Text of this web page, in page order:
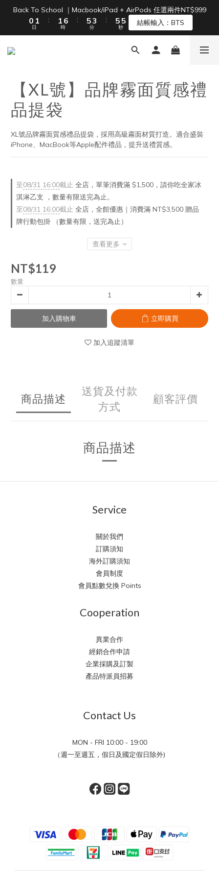
單筆滿 NT$1500 即享免運 🚚
Back To School ｜Macbook/iPad + AirPods 任選兩件NT$999
1
0
2
1
0
日
:
2
1
0
7
6
5
0
時
:
6
5
4
4
3
2
分
:
6
5
4
6
5
4
秒
結帳輸入：BTS
單筆滿 NT$1500 即享免運 🚚
【XL號】品牌霧面質感禮
品提袋
XL號品牌霧面質感禮品提袋，採用高級霧面材質打造。適合盛裝
iPhone、MacBook等Apple配件禮品，提升送禮質感。
至08/31 16:00截止 全店，單筆消費滿 $1,500，請你吃全家冰
淇淋乙支 ，數量有限送完為止。
至08/31 16:00截止 全店，全館優惠｜消費滿 NT$3,500 贈品
牌行動包掛 （數量有限，送完為止）
查看更多
NT$119
數量
加入購物車 立即購買
加入追蹤清單
商品描述
送貨及付款
方式
顧客評價
商品描述
Service
關於我們
訂購須知
海外訂購須知
會員制度
會員點數兌換 Points
Cooperation
異業合作
經銷合作申請
企業採購及訂製
產品特派員招募
Contact Us
MON - FRI 10:00 - 19:00
（週一至週五，假日及國定假日除外)